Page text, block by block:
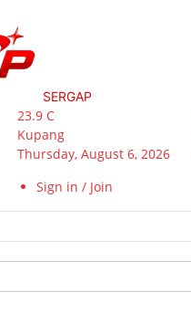
SERGAP
23.9 C
Kupang
Thursday, August 6, 2026
Sign in / Join